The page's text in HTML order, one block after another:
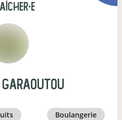
Garaoutou
boulangerie